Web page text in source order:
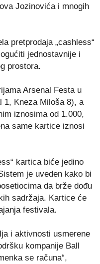
Jozinovića i mnogih
pretprodaja „cashless“
jednostavnije i
prostora.
Arsenal Festa u
1, Kneza Miloša 8), a
iznosima od 1.000,
same kartice iznosi
kartica biće jedino
je uveden kako bi
da brže dođu
sadržaja. Kartice će
festivala.
i aktivnosti usmerene
kompanije Ball
se računa“,